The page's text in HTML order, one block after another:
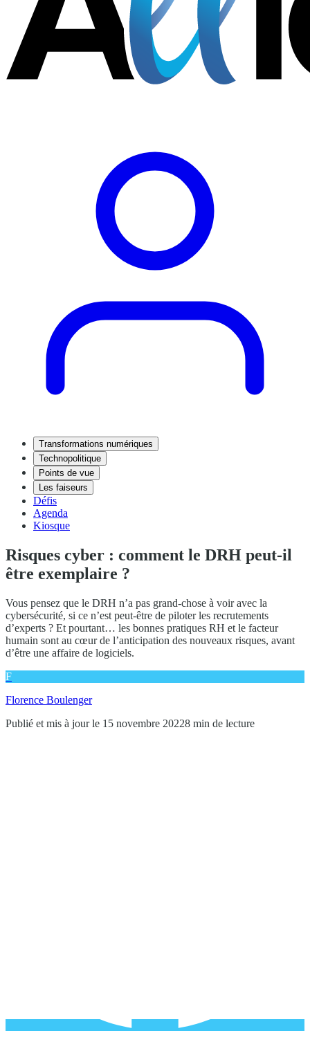
Transformations numériques
Technopolitique
Points de vue
Les faiseurs
Défis
Agenda
Kiosque
Risques cyber : comment le DRH peut-il
être exemplaire ?
Vous pensez que le DRH n’a pas grand-chose à voir avec la
cybersécurité, si ce n’est peut-être de piloter les recrutements
d’experts ? Et pourtant… les bonnes pratiques RH et le facteur
humain sont au cœur de l’anticipation des nouveaux risques, avant
d’être une affaire de logiciels.
F
Florence Boulenger
Publié et mis à jour le 15 novembre 20228 min de lecture